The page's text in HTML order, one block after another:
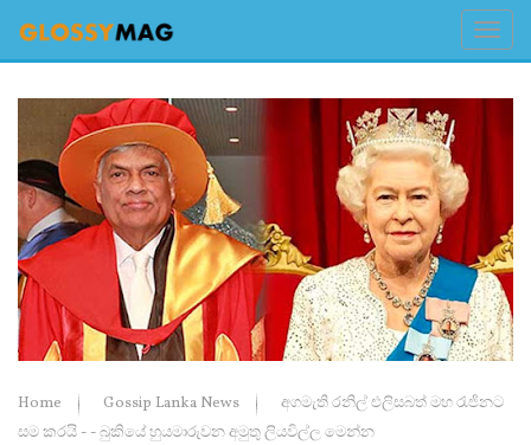
Home Gossip Lanka News
අගමැති රනිල් එලිසබත් මහ රැජිනට
සම කරයි - - බුකියේ හුයමාරුවන අමුතු ලියවිල්ල මෙන්න